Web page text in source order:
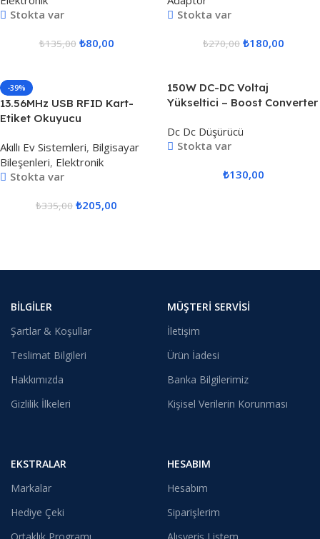
Stokta var
₺135,00 ₺80,00
Stokta var
₺270,00 ₺180,00
-39%
13.56MHz USB RFID Kart-
Etiket Okuyucu
Akıllı Ev Sistemleri, Bilgisayar
Bileşenleri, Elektronik
Stokta var
₺335,00 ₺205,00
150W DC-DC Voltaj
Yükseltici – Boost Converter
Dc Dc Düşürücü
Stokta var
₺130,00
BILGILER
Şartlar & Koşullar
Teslimat Bilgileri
Hakkımızda
Gizlilik İlkeleri
MÜŞTERI SERVISI
İletişim
Ürün İadesi
Banka Bilgilerimiz
Kişisel Verilerin Korunması
EKSTRALAR
Markalar
Hediye Çeki
HESABIM
Hesabım
Siparişlerim